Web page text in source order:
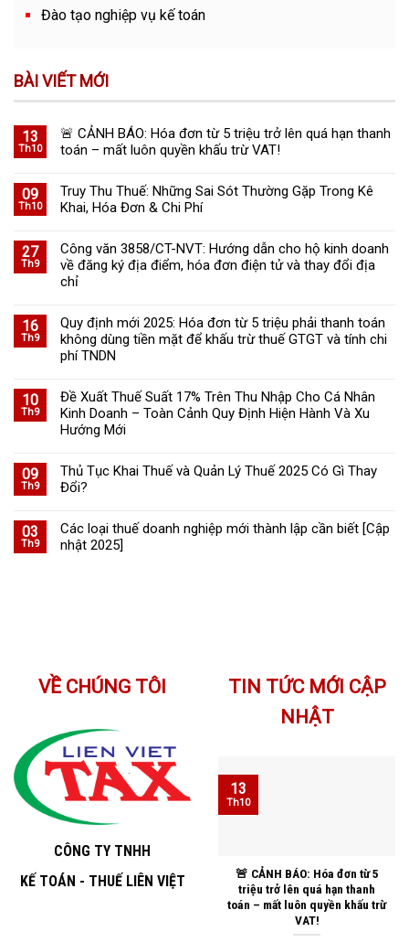
Đào tạo nghiệp vụ kế toán
BÀI VIẾT MỚI
13
Th10
🚨 CẢNH BÁO: Hóa đơn từ 5 triệu trở lên quá hạn thanh
toán – mất luôn quyền khấu trừ VAT!
09
Th10
Truy Thu Thuế: Những Sai Sót Thường Gặp Trong Kê
Khai, Hóa Đơn & Chi Phí
27
Th9
Công văn 3858/CT-NVT: Hướng dẫn cho hộ kinh doanh
về đăng ký địa điểm, hóa đơn điện tử và thay đổi địa
chỉ
16
Th9
Quy định mới 2025: Hóa đơn từ 5 triệu phải thanh toán
không dùng tiền mặt để khấu trừ thuế GTGT và tính chi
phí TNDN
10
Th9
Đề Xuất Thuế Suất 17% Trên Thu Nhập Cho Cá Nhân
Kinh Doanh – Toàn Cảnh Quy Định Hiện Hành Và Xu
Hướng Mới
09
Th9
Thủ Tục Khai Thuế và Quản Lý Thuế 2025 Có Gì Thay
Đổi?
03
Th9
Các loại thuế doanh nghiệp mới thành lập cần biết [Cập
nhật 2025]
VỀ CHÚNG TÔI
CÔNG TY TNHH
KẾ TOÁN - THUẾ LIÊN VIỆT
TIN TỨC MỚI CẬP
NHẬT
🚨 CẢNH BÁO: Hóa đơn từ 5
triệu trở lên quá hạn thanh
toán – mất luôn quyền khấu trừ
VAT!
13
Th10